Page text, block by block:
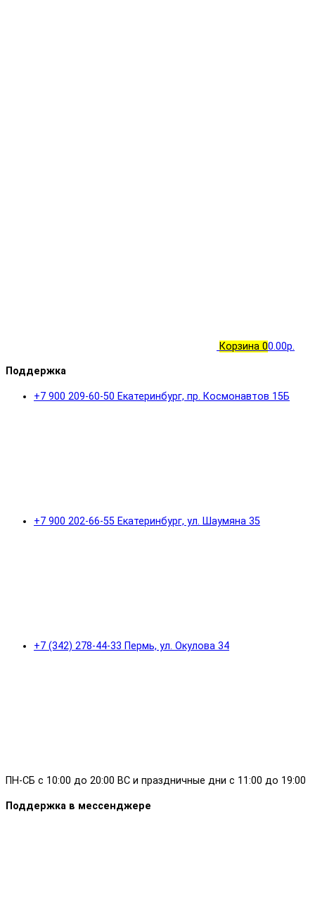
Корзина 00.00р.
Поддержка
+7 900 209-60-50 Екатеринбург, пр. Космонавтов 15Б
+7 900 202-66-55 Екатеринбург, ул. Шаумяна 35
+7 (342) 278-44-33 Пермь, ул. Окулова 34
ПН-СБ с 10:00 до 20:00 ВС и праздничные дни с 11:00 до 19:00
Поддержка в мессенджере